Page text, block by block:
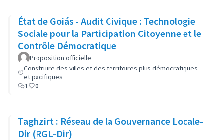
État de Goiás - Audit Civique : Technologie
Sociale pour la Participation Citoyenne et le
Contrôle Démocratique
Proposition officielle
Construire des villes et des territoires plus démocratiques
et pacifiques
1
0
Taghzirt : Réseau de la Gouvernance Locale-
Dir (RGL-Dir)